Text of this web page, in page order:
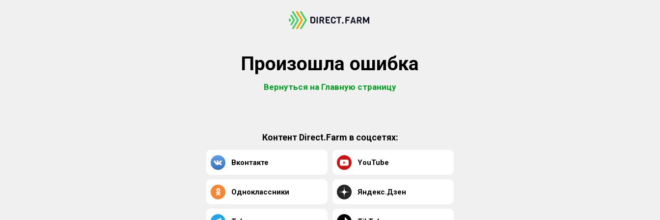
Произошла ошибка
Вернуться на Главную страницу
Контент Direct.Farm в соцсетях:
Вконтакте YouTube
Одноклассники Яндекс.Дзен